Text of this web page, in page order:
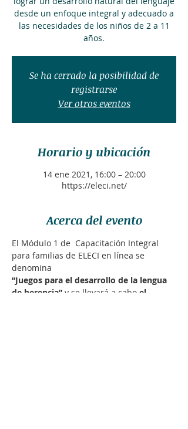
desde un enfoque integral y adecuado a
las necesidades de los niños de 2 a 11
años.
Se ha cerrado la posibilidad de
registrarse
Ver otros eventos
Horario y ubicación
14 ene 2021, 16:00 – 20:00
https://eleci.net/
Acerca del evento
El Módulo 1 de  Capacitación Integral
para familias de ELECI en línea se
denomina
“Juegos para el desarrollo de la lengua
de herencia” y se llevará a cabo el